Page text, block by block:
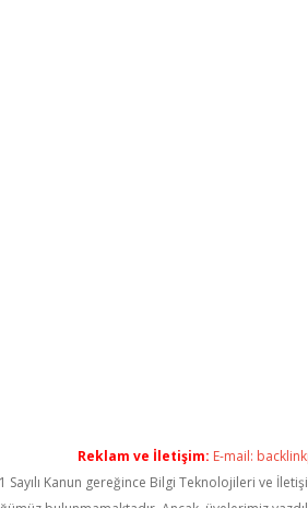
Reklam ve İletişim: E-mail:
Sayılı Kanun gereğince Bilgi Teknolojileri ve